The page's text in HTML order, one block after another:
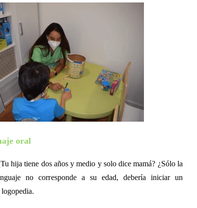
oral
hija tiene dos años y medio y solo dice mamá? ¿Sólo la
no corresponde a su edad, debería iniciar un